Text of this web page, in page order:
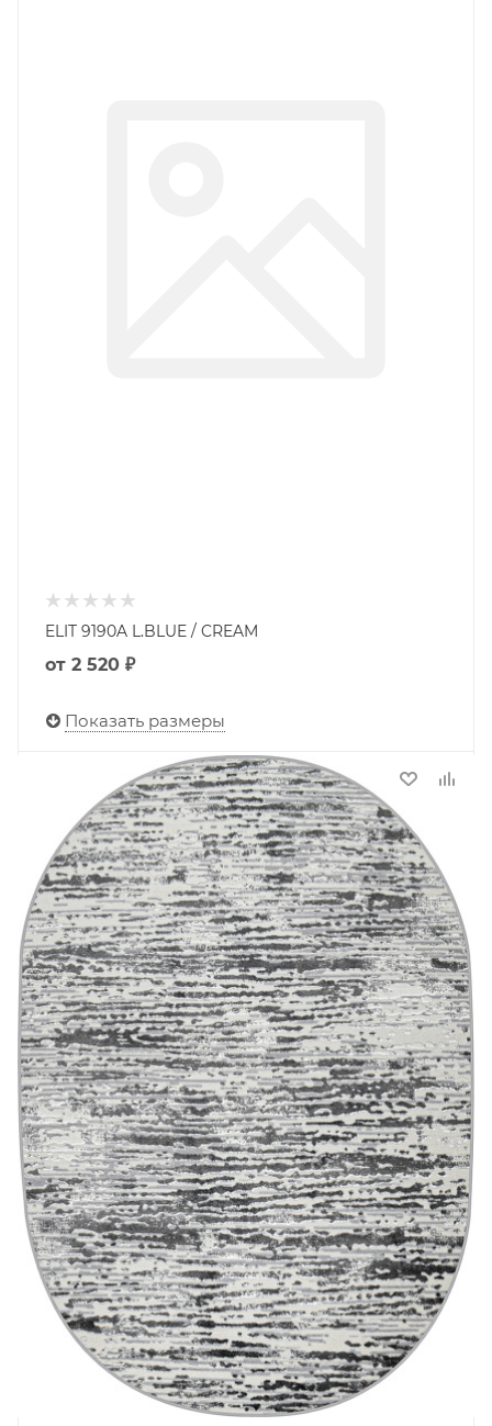
ELIT 9190A L.BLUE / CREAM
от 2 520 ₽
Показать размеры